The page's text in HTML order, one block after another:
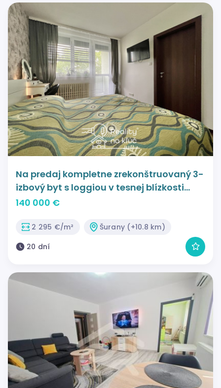
Na predaj kompletne zrekonštruovaný 3-
izbový byt s loggiou v tesnej blízkosti
centra mesta Šurany
140 000 €
2 295 €/m²
Šurany (+10.8 km)
20 dní